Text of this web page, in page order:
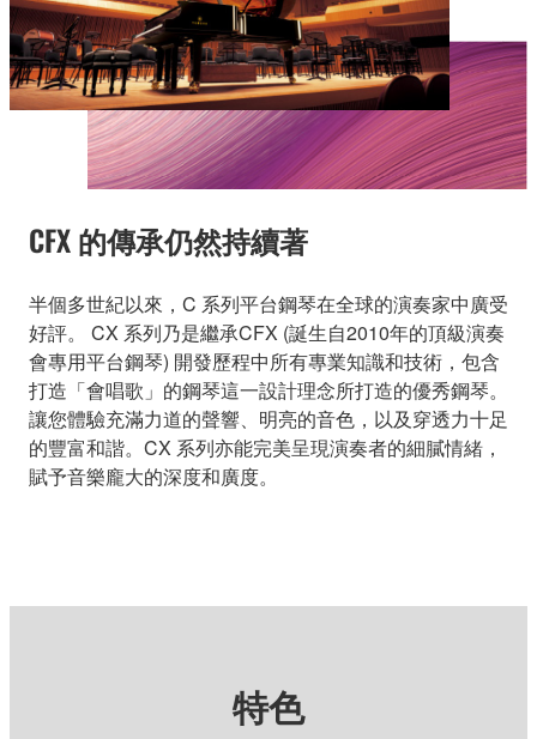
CFX 的傳承仍然持續著
半個多世紀以來，C 系列平台鋼琴在全球的演奏家中廣受
好評。 CX 系列乃是繼承CFX (誕生自2010年的頂級演奏
會專用平台鋼琴) 開發歷程中所有專業知識和技術，包含
打造「會唱歌」的鋼琴這一設計理念所打造的優秀鋼琴。
讓您體驗充滿力道的聲響、明亮的音色，以及穿透力十足
的豐富和諧。CX 系列亦能完美呈現演奏者的細膩情緒，
賦予音樂龐大的深度和廣度。
特色